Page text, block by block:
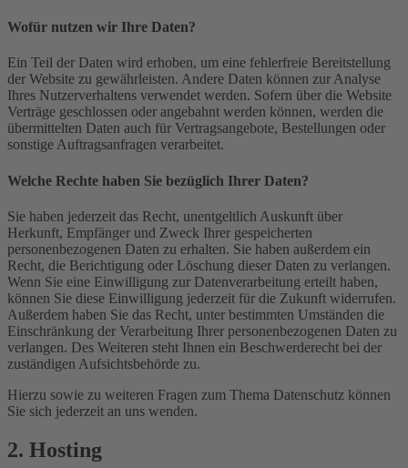
Wofür nutzen wir Ihre Daten?
Ein Teil der Daten wird erhoben, um eine fehlerfreie Bereitstellung
der Website zu gewährleisten. Andere Daten können zur Analyse
Ihres Nutzerverhaltens verwendet werden. Sofern über die Website
Verträge geschlossen oder angebahnt werden können, werden die
übermittelten Daten auch für Vertragsangebote, Bestellungen oder
sonstige Auftragsanfragen verarbeitet.
Welche Rechte haben Sie bezüglich Ihrer Daten?
Sie haben jederzeit das Recht, unentgeltlich Auskunft über
Herkunft, Empfänger und Zweck Ihrer gespeicherten
personenbezogenen Daten zu erhalten. Sie haben außerdem ein
Recht, die Berichtigung oder Löschung dieser Daten zu verlangen.
Wenn Sie eine Einwilligung zur Datenverarbeitung erteilt haben,
können Sie diese Einwilligung jederzeit für die Zukunft widerrufen.
Außerdem haben Sie das Recht, unter bestimmten Umständen die
Einschränkung der Verarbeitung Ihrer personenbezogenen Daten zu
verlangen. Des Weiteren steht Ihnen ein Beschwerderecht bei der
zuständigen Aufsichtsbehörde zu.
Hierzu sowie zu weiteren Fragen zum Thema Datenschutz können
Sie sich jederzeit an uns wenden.
2. Hosting